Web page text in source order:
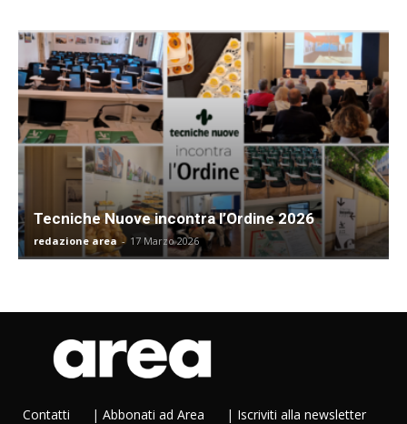
Tecniche Nuove incontra l’Ordine 2026
redazione area - 17 Marzo 2026
Contatti | Abbonati ad Area | Iscriviti alla newsletter